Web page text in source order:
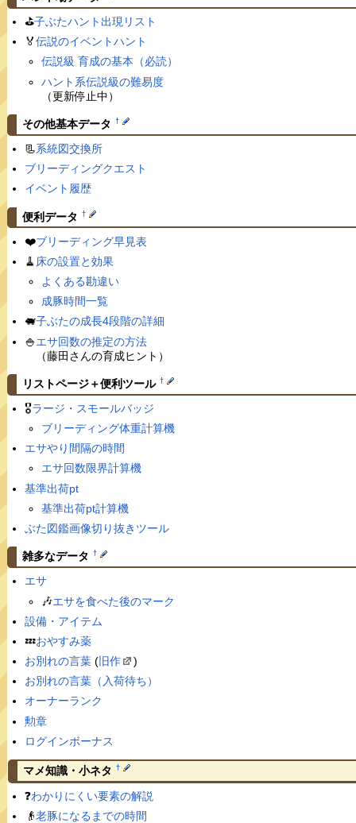
⛳️子ぶたハント出現リスト
🏅伝説のイベントハント
伝説級 育成の基本（必読）
ハント系伝説級の難易度
（更新停止中）
その他基本データ †
📃系統図交換所
ブリーディングクエスト
イベント履歴
便利データ †
❤️ブリーディング早見表
🧹 床の設置と効果
よくある勘違い
成豚時間一覧
🐖子ぶたの成長4段階の詳細
🍚エサ回数の推定の方法
（藤田さんの育成ヒント）
リストページ＋便利ツール †
🎖ラージ・スモールバッジ
ブリーディング体重計算機
エサやり間隔の時間
エサ回数限界計算機
基準出荷pt
基準出荷pt計算機
ぶた図鑑画像切り抜きツール
雑多なデータ †
エサ
🎶エサを食べた後のマーク
設備・アイテム
💤おやすみ薬
お別れの言葉(旧作
)
お別れの言葉（入荷待ち）
オーナーランク
勲章
ログインボーナス
マメ知識・小ネタ †
❓わかりにくい要素の解説
👴老豚になるまでの時間